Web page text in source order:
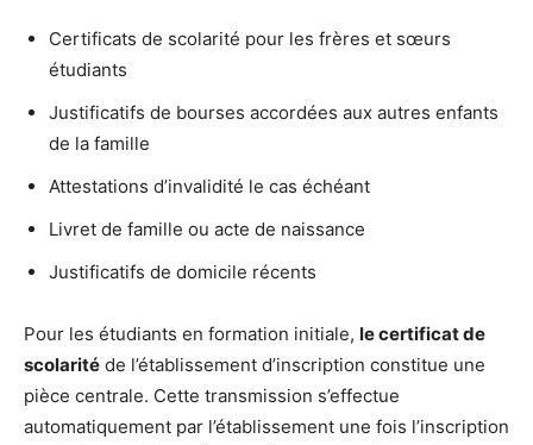
Certificats de scolarité pour les frères et sœurs
étudiants
Justificatifs de bourses accordées aux autres enfants
de la famille
Attestations d’invalidité le cas échéant
Livret de famille ou acte de naissance
Justificatifs de domicile récents
Pour les étudiants en formation initiale, le certificat de
scolarité de l’établissement d’inscription constitue une
pièce centrale. Cette transmission s’effectue
automatiquement par l’établissement une fois l’inscription